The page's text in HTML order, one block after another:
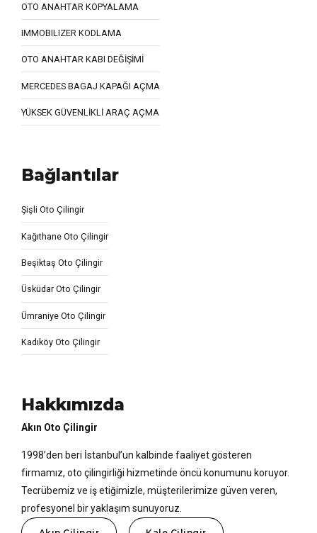
OTO ANAHTAR KOPYALAMA
IMMOBILIZER KODLAMA
OTO ANAHTAR KABI DEĞİŞİMİ
MERCEDES BAGAJ KAPAĞI AÇMA
YÜKSEK GÜVENLİKLİ ARAÇ AÇMA
Bağlantılar
Şişli Oto Çilingir
Kağıthane Oto Çilingir
Beşiktaş Oto Çilingir
Üsküdar Oto Çilingir
Ümraniye Oto Çilingir
Kadıköy Oto Çilingir
Hakkımızda
Akın Oto Çilingir
1998’den beri İstanbul’un kalbinde faaliyet gösteren
firmamız, oto çilingirliği hizmetinde öncü konumunu koruyor.
Tecrübemiz ve iş etiğimizle, müşterilerimize güven veren,
profesyonel bir yaklaşım sunuyoruz.